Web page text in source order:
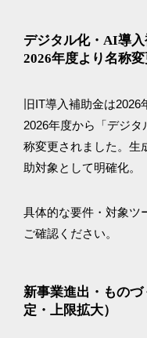
デジタル化・AI導
2026年度より名称変
旧IT導入補助金は2026
2026年度から「デジ
称変更されました。生
助対象として明確化。
具体的な要件・対象ツ
ご確認ください。
新事業進出・もの
定・上限拡大）